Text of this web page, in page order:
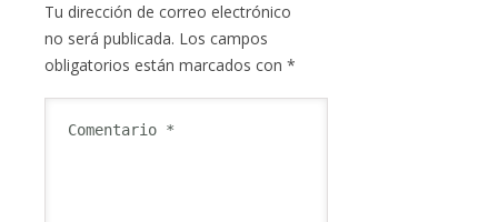
Tu dirección de correo electrónico
no será publicada. Los campos
obligatorios están marcados con *